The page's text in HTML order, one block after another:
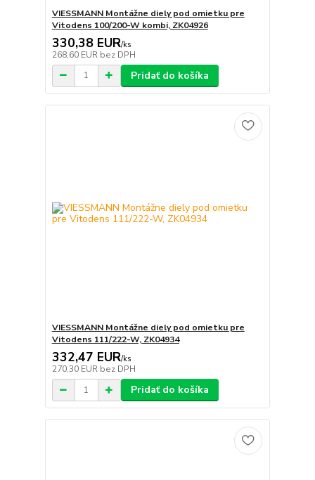
VIESSMANN Montážne diely pod omietku pre
Vitodens 100/200-W kombi, ZK04926
330,38 EUR/ks
268,60 EUR bez DPH
Pridať do košíka
VIESSMANN Montážne diely pod omietku pre
Vitodens 111/222-W, ZK04934
332,47 EUR/ks
270,30 EUR bez DPH
Pridať do košíka